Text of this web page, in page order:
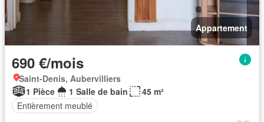
Appartement
690 €/mois
Saint-Denis, Aubervilliers
1 Pièce
1 Salle de bain
45 m²
Entièrement meublé